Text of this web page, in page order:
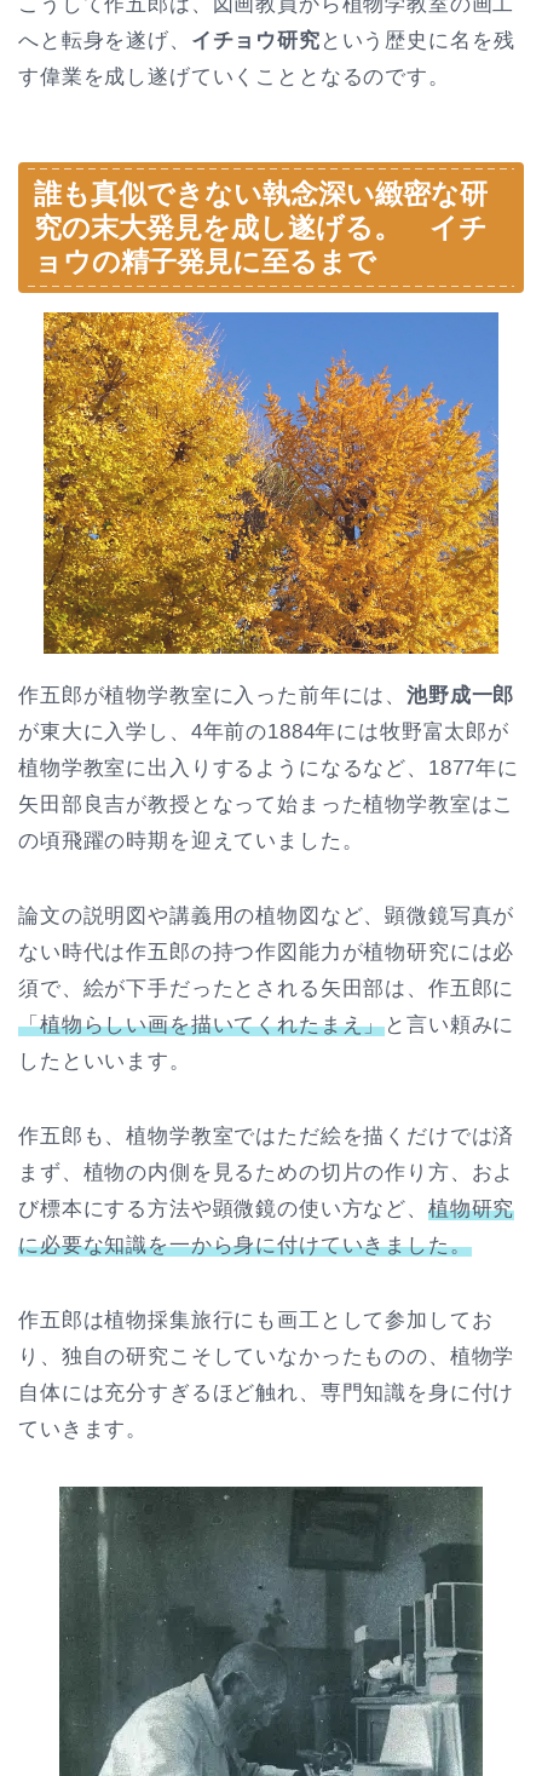
こうして作五郎は、図画教員から植物学教室の画工
へと転身を遂げ、 イチョウ研究 という歴史に名を残
す偉業を成し遂げていくこととなるのです。
誰も真似できない執念深い緻密な研
究の末大発見を成し遂げる。 イチ
ョウの精子発見に至るまで
作五郎が植物学教室に入った前年には、池野成一郎
が東大に入学し、4年前の1884年には牧野富太郎が
植物学教室に出入りするようになるなど、1877年に
矢田部良吉が教授となって始まった植物学教室はこ
の頃飛躍の時期を迎えていました。
論文の説明図や講義用の植物図など、顕微鏡写真が
ない時代は作五郎の持つ作図能力が植物研究には必
須で、絵が下手だったとされる矢田部は、作五郎に
「植物らしい画を描いてくれたまえ」と言い頼みに
したといいます。
作五郎も、植物学教室ではただ絵を描くだけでは済
まず、植物の内側を見るための切片の作り方、およ
び標本にする方法や顕微鏡の使い方など、 植物研究
に必要な知識を一から身に付けていきました。
作五郎は植物採集旅行にも画工として参加してお
り、独自の研究こそしていなかったものの、植物学
自体には充分すぎるほど触れ、専門知識を身に付け
ていきます。